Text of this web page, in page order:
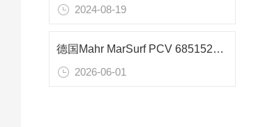
2024-08-19
德国Mahr MarSurf PCV 6851527探头臂：7mm小孔径精密轮廓测量专用技术解析
2026-06-01